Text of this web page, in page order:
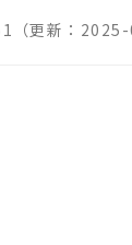
（更新：